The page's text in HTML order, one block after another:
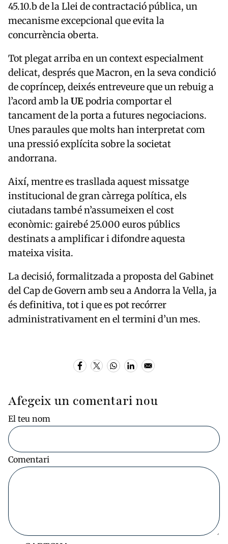
45.10.b de la Llei de contractació pública, un
mecanisme excepcional que evita la
concurrència oberta.
Tot plegat arriba en un context especialment
delicat, després que Macron, en la seva condició
de copríncep, deixés entreveure que un rebuig a
l’acord amb laUEpodria comportar el
tancament de la porta a futures negociacions.
Unes paraules que molts han interpretat com
una pressió explícita sobre la societat
andorrana.
Així, mentre es trasllada aquest missatge
institucional de gran càrrega política, els
ciutadans també n’assumeixen el cost
econòmic: gairebé 25.000 euros públics
destinats a amplificar i difondre aquesta
mateixa visita.
La decisió, formalitzada a proposta del Gabinet
del Cap de Govern amb seu a Andorra la Vella, ja
és definitiva, tot i que es pot recórrer
administrativament en el termini d’un mes.
Afegeix un comentari nou
El teu nom
Comentari